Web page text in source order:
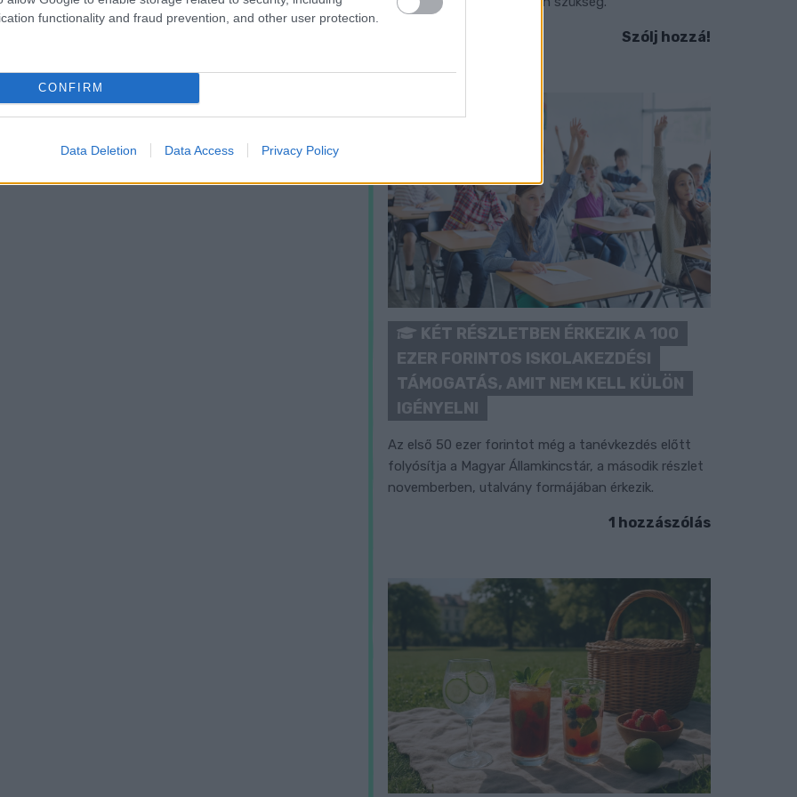
functionality and fraud prevention, and other user protection.
CONFIRM
Data Deletion Data Access Privacy Policy
Szólj hozzá!
KÉT RÉSZLETBEN ÉRKEZIK A 100
EZER FORINTOS ISKOLAKEZDÉSI
TÁMOGATÁS, AMIT NEM KELL KÜLÖN
IGÉNYELNI
Az első 50 ezer forintot még a tanévkezdés előtt
folyósítja a Magyar Államkincstár, a második részlet
novemberben, utalvány formájában érkezik.
1 hozzászólás